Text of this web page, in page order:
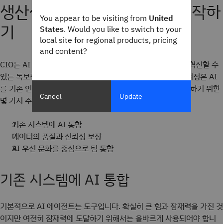
생산성을 위한 AI 에이전트 시작하
기
CIO는 AI 에이전트의 놀라운 잠재력을 활용하여 비즈니스를 혁신할 수
있는 독보적인 위치에 있습니다. AI를 최대한 활용하기 위한 여정은 AI
를 기존 인프라에 원활하게 통합하는 것에서 시작됩니다. 시작하기 위한
몇 가지 주요 단계는 다음과 같습니다.
기존 시스템에 AI 통합
데이터의 품질과 신뢰성 보장
AI 우선 문화를 중심으로 팀 통합
기존 시스템에 AI 통합
기본적으로 AI 에이전트는 도구입니다. 확실히 큰 힘과 잠재력을 가진 것
이지만 여전히 잠재력에 도달하기 위해서는 올바르게 사용되어야 합니
You appear to be visiting from United
States. Would you like to switch to your
local site for regional products, pricing
and content?
Cancel Update